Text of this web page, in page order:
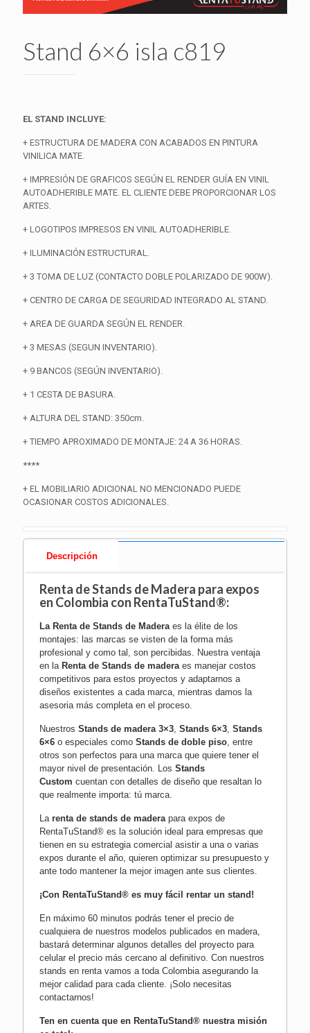
Stand 6×6 isla c819
EL STAND INCLUYE:
+ ESTRUCTURA DE MADERA CON ACABADOS EN PINTURA
VINILICA MATE.
+ IMPRESIÓN DE GRAFICOS SEGÚN EL RENDER GUÍA EN VINIL
AUTOADHERIBLE MATE. EL CLIENTE DEBE PROPORCIONAR LOS
ARTES.
+ LOGOTIPOS IMPRESOS EN VINIL AUTOADHERIBLE.
+ ILUMINACIÓN ESTRUCTURAL.
+ 3 TOMA DE LUZ (CONTACTO DOBLE POLARIZADO DE 900W).
+ CENTRO DE CARGA DE SEGURIDAD INTEGRADO AL STAND.
+ AREA DE GUARDA SEGÚN EL RENDER.
+ 3 MESAS (SEGUN INVENTARIO).
+ 9 BANCOS (SEGÚN INVENTARIO).
+ 1 CESTA DE BASURA.
+ ALTURA DEL STAND: 350cm.
+ TIEMPO APROXIMADO DE MONTAJE: 24 A 36 HORAS.
****
+ EL MOBILIARIO ADICIONAL NO MENCIONADO PUEDE
OCASIONAR COSTOS ADICIONALES.
Descripción
Renta de Stands de Madera para expos
en Colombia con RentaTuStand®:
La Renta de Stands de Madera es la élite de los
montajes: las marcas se visten de la forma más
profesional y como tal, son percibidas. Nuestra ventaja
en la Renta de Stands de maderaes manejar costos
competitivos para estos proyectos y adaptarnos a
diseños existentes a cada marca, mientras damos la
asesoria más completa en el proceso.
Nuestros Stands de madera 3×3, Stands 6×3, Stands
6×6o especiales como Stands de doble piso, entre
otros son perfectos para una marca que quiere tener el
mayor nivel de presentación. Los Stands
Custom cuentan con detalles de diseño que resaltan lo
que realmente importa: tú marca.
La renta de stands de madera para expos de
RentaTuStand® es la solución ideal para empresas que
tienen en su estrategia comercial asistir a una o varias
expos durante el año, quieren optimizar su presupuesto y
ante todo mantener la mejor imagen ante sus clientes.
¡Con RentaTuStand® es muy fácil rentar un stand!
En máximo 60 minutos podrás tener el precio de
cualquiera de nuestros modelos publicados en madera,
bastará determinar algunos detalles del proyecto para
celular el precio más cercano al definitivo. Con nuestros
stands en renta vamos a toda Colombia asegurando la
mejor calidad para cada cliente. ¡Solo necesitas
contactarnos!
Ten en cuenta que en RentaTuStand® nuestra misión